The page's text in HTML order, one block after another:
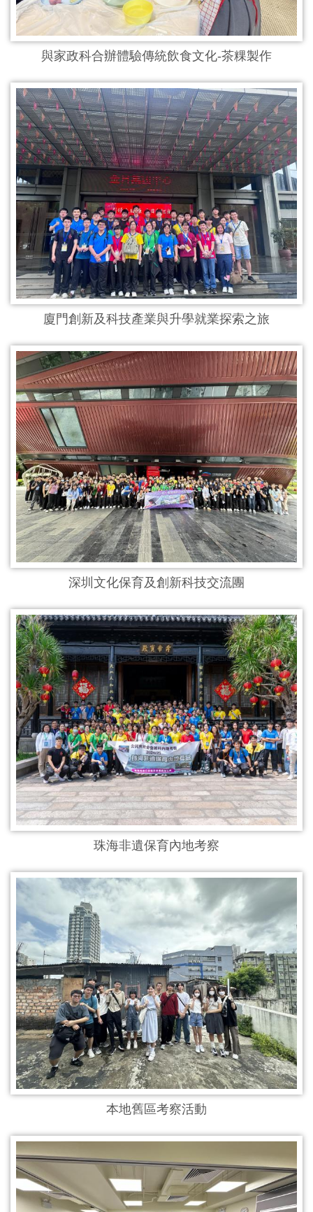
與家政科合辦體驗傳統飲食文化-茶粿製作
廈門創新及科技產業與升學就業探索之旅
深圳文化保育及創新科技交流團
珠海非遺保育內地考察
本地舊區考察活動